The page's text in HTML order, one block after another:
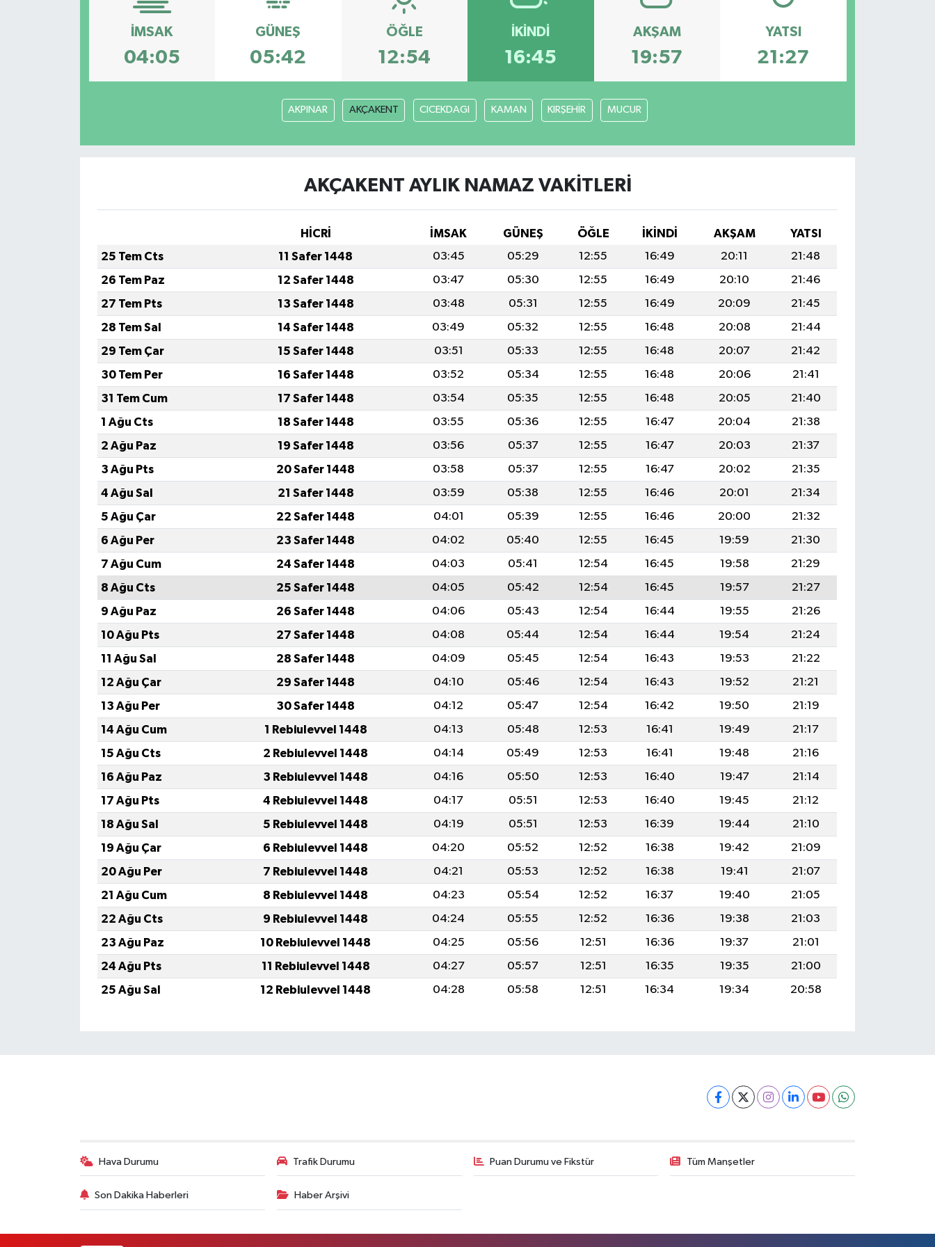
İMSAK
04:05
GÜNEŞ
05:42
ÖĞLE
12:54
İKINDI
16:45
AKŞAM
19:57
YATSI
21:27
AKPINAR AKÇAKENT CICEKDAGI KAMAN KIRŞEHİR MUCUR
AKÇAKENT AYLIK NAMAZ VAKITLERI
HİCRİ İMSAK GÜNEŞ ÖĞLE İKINDI AKŞAM
YATSI
25 Tem Cts
11 Safer 1448 03:45 05:29 12:55 16:49 20:11
21:48
26 Tem Paz
12 Safer 1448 03:47 05:30 12:55 16:49 20:10
21:46
27 Tem Pts
13 Safer 1448 03:48 05:31 12:55 16:49 20:09
21:45
28 Tem Sal
14 Safer 1448 03:49 05:32 12:55 16:48 20:08
21:44
29 Tem Çar
15 Safer 1448 03:51 05:33 12:55 16:48 20:07
21:42
30 Tem Per
16 Safer 1448 03:52 05:34 12:55 16:48 20:06
21:41
31 Tem Cum
17 Safer 1448 03:54 05:35 12:55 16:48 20:05
21:40
1 Ağu Cts
18 Safer 1448 03:55 05:36 12:55 16:47 20:04
21:38
2 Ağu Paz
19 Safer 1448 03:56 05:37 12:55 16:47 20:03
21:37
3 Ağu Pts
20 Safer 1448 03:58 05:37 12:55 16:47 20:02
21:35
4 Ağu Sal
21 Safer 1448 03:59 05:38 12:55 16:46 20:01
21:34
5 Ağu Çar
22 Safer 1448 04:01 05:39 12:55 16:46 20:00
21:32
6 Ağu Per
23 Safer 1448 04:02 05:40 12:55 16:45 19:59
21:30
7 Ağu Cum
24 Safer 1448 04:03 05:41 12:54 16:45 19:58
21:29
8 Ağu Cts
25 Safer 1448 04:05 05:42 12:54 16:45 19:57
21:27
9 Ağu Paz
26 Safer 1448 04:06 05:43 12:54 16:44 19:55
21:26
10 Ağu Pts
27 Safer 1448 04:08 05:44 12:54 16:44 19:54
21:24
11 Ağu Sal
28 Safer 1448 04:09 05:45 12:54 16:43 19:53
21:22
12 Ağu Çar
29 Safer 1448 04:10 05:46 12:54 16:43 19:52
21:21
13 Ağu Per
30 Safer 1448 04:12 05:47 12:54 16:42 19:50
21:19
14 Ağu Cum
1 Rebiulevvel 1448 04:13 05:48 12:53 16:41 19:49
21:17
15 Ağu Cts
2 Rebiulevvel 1448 04:14 05:49 12:53 16:41 19:48
21:16
16 Ağu Paz
3 Rebiulevvel 1448 04:16 05:50 12:53 16:40 19:47
21:14
17 Ağu Pts
4 Rebiulevvel 1448 04:17 05:51 12:53 16:40 19:45
21:12
18 Ağu Sal
5 Rebiulevvel 1448 04:19 05:51 12:53 16:39 19:44
21:10
19 Ağu Çar
6 Rebiulevvel 1448 04:20 05:52 12:52 16:38 19:42
21:09
20 Ağu Per
7 Rebiulevvel 1448 04:21 05:53 12:52 16:38 19:41
21:07
21 Ağu Cum
8 Rebiulevvel 1448 04:23 05:54 12:52 16:37 19:40
21:05
22 Ağu Cts
9 Rebiulevvel 1448 04:24 05:55 12:52 16:36 19:38
21:03
23 Ağu Paz
10 Rebiulevvel 1448 04:25 05:56 12:51 16:36 19:37
21:01
24 Ağu Pts
11 Rebiulevvel 1448 04:27 05:57 12:51 16:35 19:35
21:00
25 Ağu Sal
12 Rebiulevvel 1448 04:28 05:58 12:51 16:34 19:34 20:58
Hava Durumu Trafik Durumu Puan Durumu ve Fikstür Tüm Manşetler
Son Dakika Haberleri Haber Arşivi